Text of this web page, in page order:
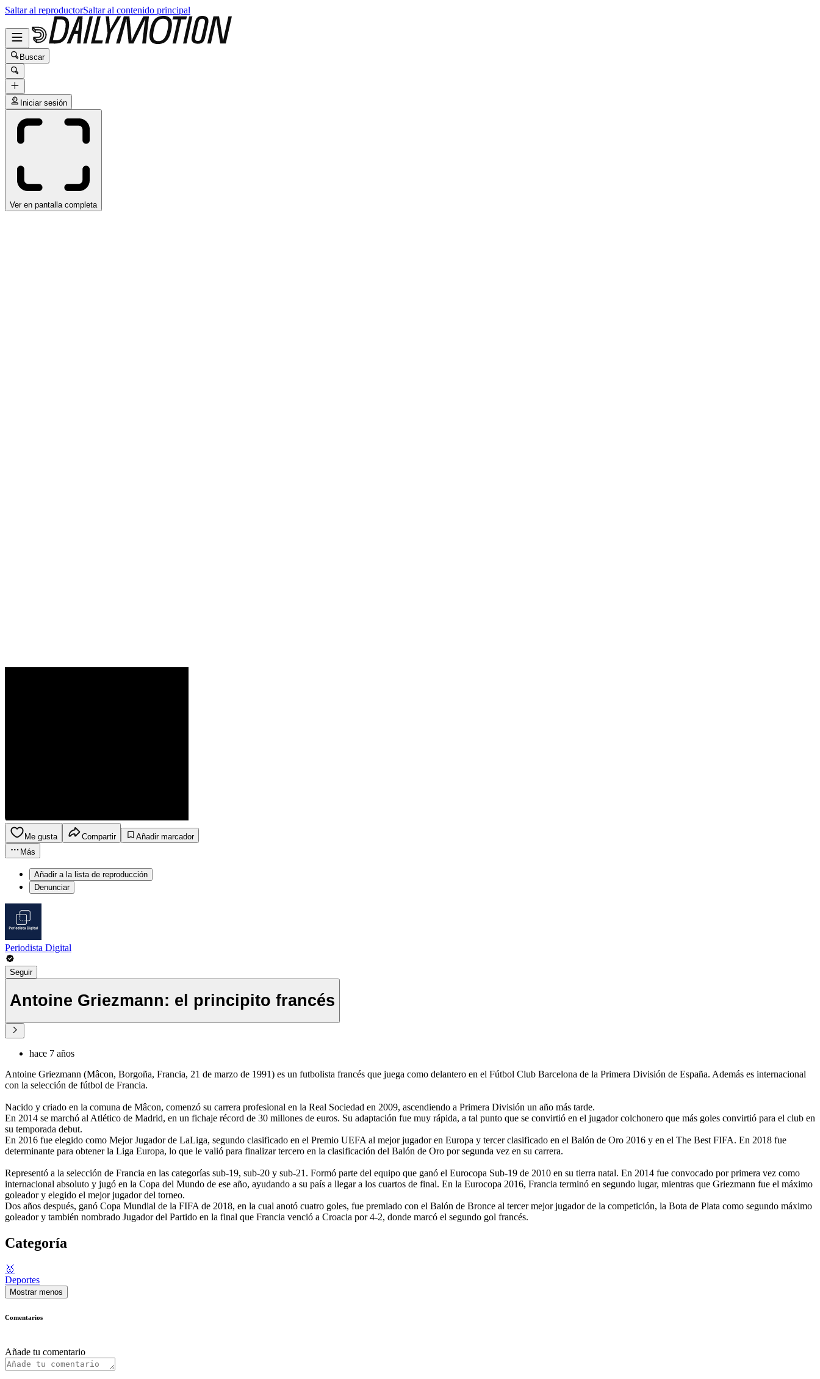
Saltar al reproductorSaltar al contenido principal
Buscar
Iniciar sesión
Ver en pantalla completa
Me gusta Compartir
Añadir marcador
Más
Añadir a la lista de reproducción
Denunciar
Periodista Digital
Seguir
Antoine Griezmann: el principito francés
hace 7 años
Antoine Griezmann (Mâcon, Borgoña, Francia, 21 de marzo de 1991) es un futbolista francés que juega como delantero en el Fútbol Club Barcelona de la Primera División de España. Además es internacional
con la selección de fútbol de Francia.
Nacido y criado en la comuna de Mâcon, comenzó su carrera profesional en la Real Sociedad en 2009, ascendiendo a Primera División un año más tarde.
En 2014 se marchó al Atlético de Madrid, en un fichaje récord de 30 millones de euros. Su adaptación fue muy rápida, a tal punto que se convirtió en el jugador colchonero que más goles convirtió para el club en
su temporada debut.
En 2016 fue elegido como Mejor Jugador de LaLiga, segundo clasificado en el Premio UEFA al mejor jugador en Europa y tercer clasificado en el Balón de Oro 2016 y en el The Best FIFA. En 2018 fue
determinante para obtener la Liga Europa, lo que le valió para finalizar tercero en la clasificación del Balón de Oro por segunda vez en su carrera.
Representó a la selección de Francia en las categorías sub-19, sub-20 y sub-21. Formó parte del equipo que ganó el Eurocopa Sub-19 de 2010 en su tierra natal. En 2014 fue convocado por primera vez como
internacional absoluto y jugó en la Copa del Mundo de ese año, ayudando a su país a llegar a los cuartos de final. En la Eurocopa 2016, Francia terminó en segundo lugar, mientras que Griezmann fue el máximo
goleador y elegido el mejor jugador del torneo.
Dos años después, ganó Copa Mundial de la FIFA de 2018, en la cual anotó cuatro goles, fue premiado con el Balón de Bronce al tercer mejor jugador de la competición, la Bota de Plata como segundo máximo
goleador y también nombrado Jugador del Partido en la final que Francia venció a Croacia por 4-2, donde marcó el segundo gol francés.
Categoría
🥇
Deportes
Mostrar menos
Comentarios
Añade tu comentario